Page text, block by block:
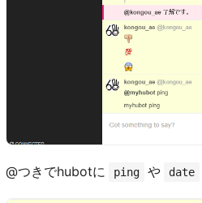
@つきでhubotに ping や date